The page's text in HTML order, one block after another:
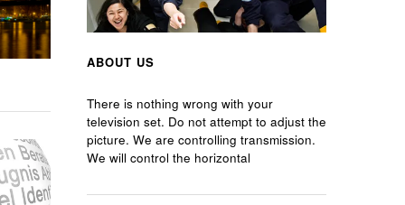
ABOUT US
There is nothing wrong with your
television set. Do not attempt to adjust the
picture. We are controlling transmission.
We will control the horizontal